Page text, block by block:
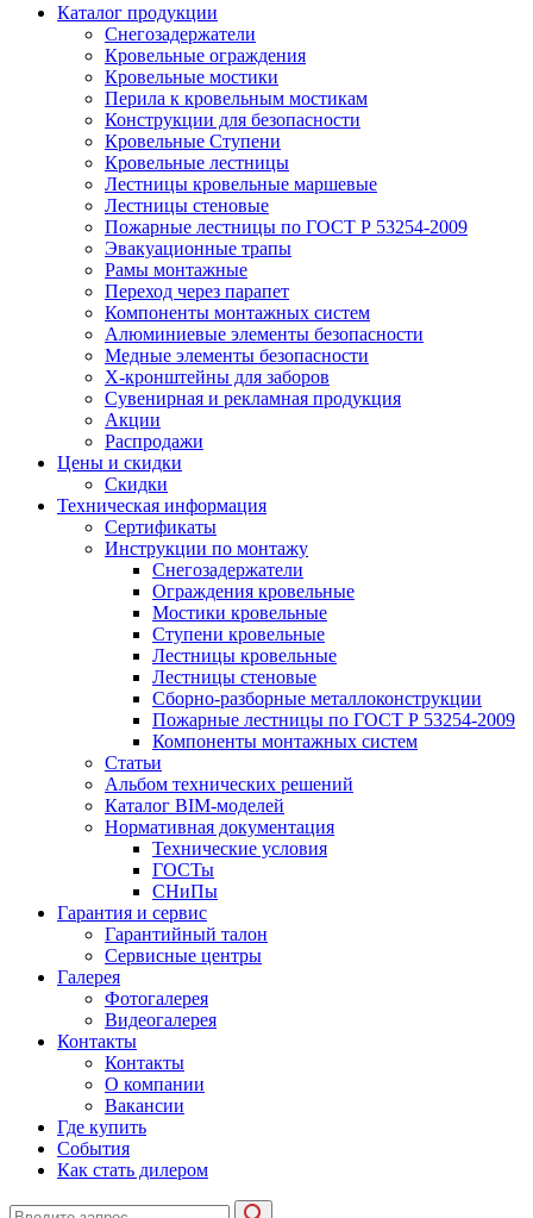
Каталог продукции
Снегозадержатели
Кровельные ограждения
Кровельные мостики
Перила к кровельным мостикам
Конструкции для безопасности
Кровельные Ступени
Кровельные лестницы
Лестницы кровельные маршевые
Лестницы стеновые
Пожарные лестницы по ГОСТ Р 53254-2009
Эвакуационные трапы
Рамы монтажные
Переход через парапет
Компоненты монтажных систем
Алюминиевые элементы безопасности
Медные элементы безопасности
X-кронштейны для заборов
Сувенирная и рекламная продукция
Акции
Распродажи
Цены и скидки
Скидки
Техническая информация
Сертификаты
Инструкции по монтажу
Снегозадержатели
Ограждения кровельные
Мостики кровельные
Ступени кровельные
Лестницы кровельные
Лестницы стеновые
Сборно-разборные металлоконструкции
Пожарные лестницы по ГОСТ Р 53254-2009
Компоненты монтажных систем
Статьи
Альбом технических решений
Каталог BIM-моделей
Нормативная документация
Технические условия
ГОСТы
СНиПы
Гарантия и сервис
Гарантийный талон
Сервисные центры
Галерея
Фотогалерея
Видеогалерея
Контакты
Контакты
О компании
Вакансии
Где купить
События
Как стать дилером